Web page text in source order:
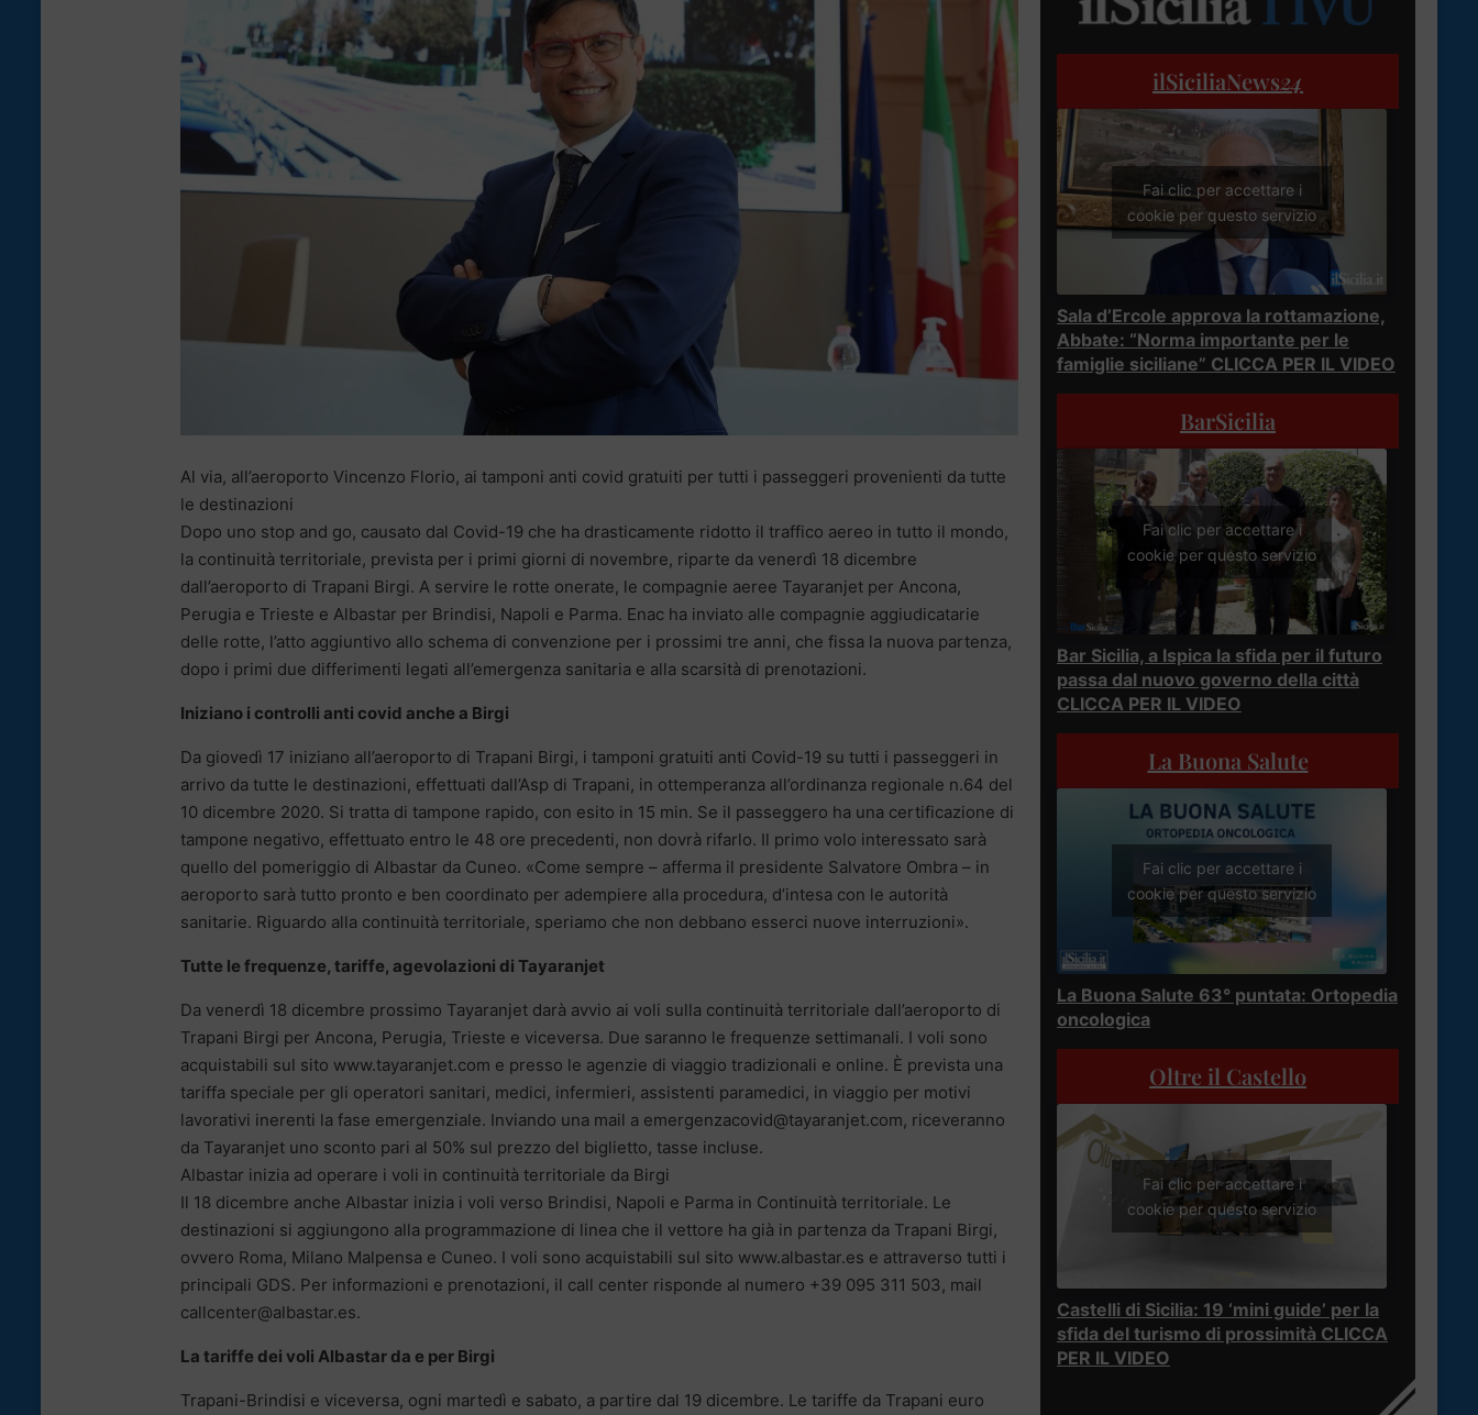
Al via, all’aeroporto Vincenzo Florio, ai tamponi anti covid gratuiti per tutti i passeggeri provenienti da tutte
le destinazioni
Dopo uno stop and go, causato dal Covid-19 che ha drasticamente ridotto il traffico aereo in tutto il mondo,
la continuità territoriale, prevista per i primi giorni di novembre, riparte da venerdì 18 dicembre
dall’aeroporto di Trapani Birgi. A servire le rotte onerate, le compagnie aeree Tayaranjet per Ancona,
Perugia e Trieste e Albastar per Brindisi, Napoli e Parma. Enac ha inviato alle compagnie aggiudicatarie
delle rotte, l’atto aggiuntivo allo schema di convenzione per i prossimi tre anni, che fissa la nuova partenza,
dopo i primi due differimenti legati all’emergenza sanitaria e alla scarsità di prenotazioni.
Iniziano i controlli anti covid anche a Birgi
Da giovedì 17 iniziano all’aeroporto di Trapani Birgi, i tamponi gratuiti anti Covid-19 su tutti i passeggeri in
arrivo da tutte le destinazioni, effettuati dall’Asp di Trapani, in ottemperanza all’ordinanza regionale n.64 del
10 dicembre 2020. Si tratta di tampone rapido, con esito in 15 min. Se il passeggero ha una certificazione di
tampone negativo, effettuato entro le 48 ore precedenti, non dovrà rifarlo. Il primo volo interessato sarà
quello del pomeriggio di Albastar da Cuneo. «Come sempre – afferma il presidente Salvatore Ombra – in
aeroporto sarà tutto pronto e ben coordinato per adempiere alla procedura, d’intesa con le autorità
sanitarie. Riguardo alla continuità territoriale, speriamo che non debbano esserci nuove interruzioni».
Tutte le frequenze, tariffe, agevolazioni di Tayaranjet
Da venerdì 18 dicembre prossimo Tayaranjet darà avvio ai voli sulla continuità territoriale dall’aeroporto di
Trapani Birgi per Ancona, Perugia, Trieste e viceversa. Due saranno le frequenze settimanali. I voli sono
acquistabili sul sito www.tayaranjet.com e presso le agenzie di viaggio tradizionali e online. È prevista una
tariffa speciale per gli operatori sanitari, medici, infermieri, assistenti paramedici, in viaggio per motivi
lavorativi inerenti la fase emergenziale. Inviando una mail a emergenzacovid@tayaranjet.com, riceveranno
da Tayaranjet uno sconto pari al 50% sul prezzo del biglietto, tasse incluse.
Albastar inizia ad operare i voli in continuità territoriale da Birgi
Il 18 dicembre anche Albastar inizia i voli verso Brindisi, Napoli e Parma in Continuità territoriale. Le
destinazioni si aggiungono alla programmazione di linea che il vettore ha già in partenza da Trapani Birgi,
ovvero Roma, Milano Malpensa e Cuneo. I voli sono acquistabili sul sito www.albastar.es e attraverso tutti i
principali GDS. Per informazioni e prenotazioni, il call center risponde al numero +39 095 311 503, mail
callcenter@albastar.es.
La tariffe dei voli Albastar da e per Birgi
Trapani-Brindisi e viceversa, ogni martedì e sabato, a partire dal 19 dicembre. Le tariffe da Trapani euro
ilSiciliaNews24
Fai clic per accettare i
cookie per questo servizio
Sala d’Ercole approva la rottamazione,
Abbate: “Norma importante per le
famiglie siciliane” CLICCA PER IL VIDEO
BarSicilia
Fai clic per accettare i
cookie per questo servizio
Bar Sicilia, a Ispica la sfida per il futuro
passa dal nuovo governo della città
CLICCA PER IL VIDEO
La Buona Salute
Fai clic per accettare i
cookie per questo servizio
La Buona Salute 63° puntata: Ortopedia
oncologica
Oltre il Castello
Fai clic per accettare i
cookie per questo servizio
Castelli di Sicilia: 19 ‘mini guide’ per la
sfida del turismo di prossimità CLICCA
PER IL VIDEO